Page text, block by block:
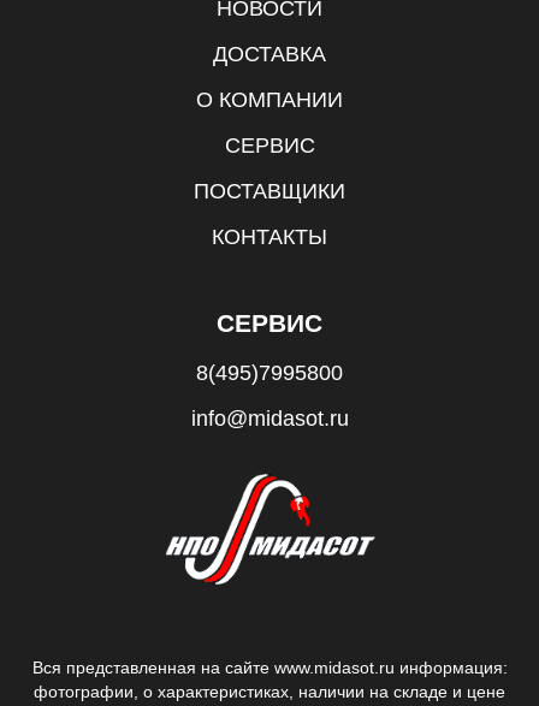
НОВОСТИ
ДОСТАВКА
О КОМПАНИИ
СЕРВИС
ПОСТАВЩИКИ
КОНТАКТЫ
СЕРВИС
8(495)7995800
info@midasot.ru
Вся представленная на сайте www.midasot.ru информация:
фотографии, о характеристиках, наличии на складе и цене